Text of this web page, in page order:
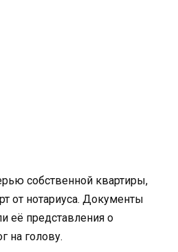
собственной квартиры,
от нотариуса. Документы
её представления о
на голову.